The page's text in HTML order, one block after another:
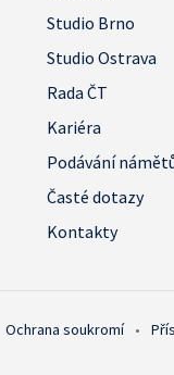
Studio Brno
Studio Ostrava
Rada ČT
Kariéra
Podávání
Časté dotazy
Kontakty
Ochrana soukromí •